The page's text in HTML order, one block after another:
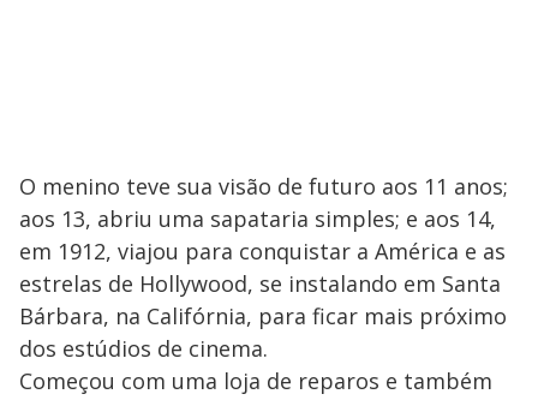
O menino teve sua visão de futuro aos 11 anos;
aos 13, abriu uma sapataria simples; e aos 14,
em 1912, viajou para conquistar a América e as
estrelas de Hollywood, se instalando em Santa
Bárbara, na Califórnia, para ficar mais próximo
dos estúdios de cinema.
Começou com uma loja de reparos e também